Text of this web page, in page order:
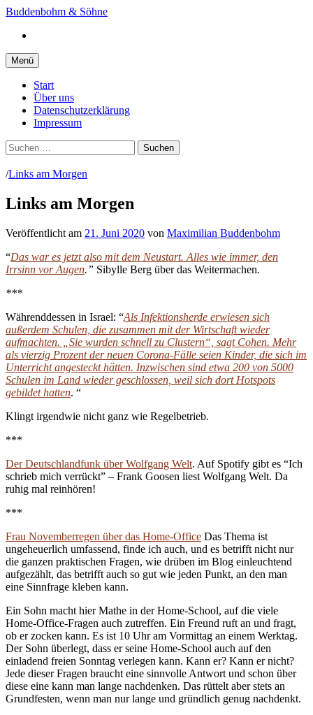
Springe
Inhalt
Buddenbohm & Söhne
Menü
Start
Über uns
Datenschutzerklärung
Impressum
Suchen
nach:
/Links am Morgen
Links am Morgen
Veröffentlicht am 21. Juni 2020 von Maximilian Buddenbohm
“Das war es jetzt also mit dem Neustart. Alles wie immer, den
Irrsinn vor Augen.” Sibylle Berg über das Weitermachen.
***
Währenddessen in Israel: “Als Infektionsherde erwiesen sich
außerdem Schulen, die zusammen mit der Wirtschaft wieder
aufmachten. „Sie wurden schnell zu Clustern“, sagt Cohen. Mehr
als vierzig Prozent der neuen Corona-Fälle seien Kinder, die sich im
Unterricht angesteckt hätten. Inzwischen sind etwa 200 von 5000
Schulen im Land wieder geschlossen, weil sich dort Hotspots
gebildet hatten. “
Klingt irgendwie nicht ganz wie Regelbetrieb.
***
Der Deutschlandfunk über Wolfgang Welt. Auf Spotify gibt es “Ich
schrieb mich verrückt” – Frank Goosen liest Wolfgang Welt. Da
ruhig mal reinhören!
***
Frau Novemberregen über das Home-Office Das Thema ist
ungeheuerlich umfassend, finde ich auch, und es betrifft nicht nur
die ganzen praktischen Fragen, wie drüben im Blog einleuchtend
aufgezählt, das betrifft auch so gut wie jeden Punkt, an den man
eine Sinnfrage kleben kann.
Ein Sohn macht hier Mathe in der Home-School, auf die viele
Home-Office-Fragen auch zutreffen. Ein Freund ruft an und fragt,
ob er zocken kann. Es ist 10 Uhr am Vormittag an einem Werktag.
Der Sohn überlegt, dass er seine Home-School auch auf den
einladend freien Sonntag verlegen kann. Kann er? Kann er nicht?
Jede dieser Fragen braucht eine sinnvolle Antwort und schon über
diese eine kann man lange nachdenken. Das rüttelt aber stets an
Grundfesten, wenn man nur lange und gründlich genug nachdenkt.